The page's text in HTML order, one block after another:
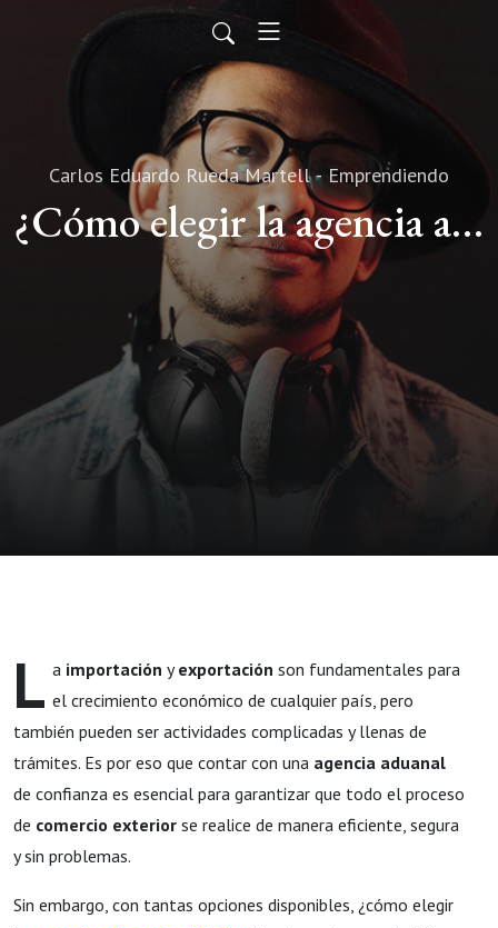
Carlos Eduardo Rueda Martell - Emprendiendo
¿Cómo elegir la agencia aduanal en México ideal para tu negocio?
L a importación yexportación son fundamentales para
el crecimiento económico de cualquier país, pero
también pueden ser actividades complicadas y llenas de
trámites. Es por eso que contar con una agencia aduanal
de confianza es esencial para garantizar que todo el proceso
de comercio exterior se realice de manera eficiente, segura
y sin problemas.
Sin embargo, con tantas opciones disponibles, ¿cómo elegir